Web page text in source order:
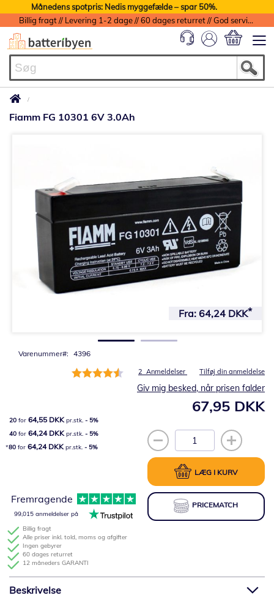
Månedens spotpris: Nedis myggefælde – spar 50%.
Billig fragt // Levering 1-2 dage // 60 dages returret // God service med garanti
Fiamm FG 10301 6V 3.0Ah
Varenummer 4396
Bedømmelse:
2 Anmeldelser Tilføj din anmeldelse
67,95 DKK
Giv mig besked, når prisen falder
LÆG I KURV
PRICEMATCH
20 for64,55 DKK pr.stk.- 5%
40 for64,24 DKK pr.stk.- 5%
80 for64,24 DKK pr.stk.- 5%
Billig fragt
Alle priser inkl. told, moms og afgifter
Ingen gebyrer
60 dages returret
12 måneders GARANTI
Fremragende
99,015 anmeldelser på
billedgalleriet
Fra: 64,24 DKK
Beskrivelse